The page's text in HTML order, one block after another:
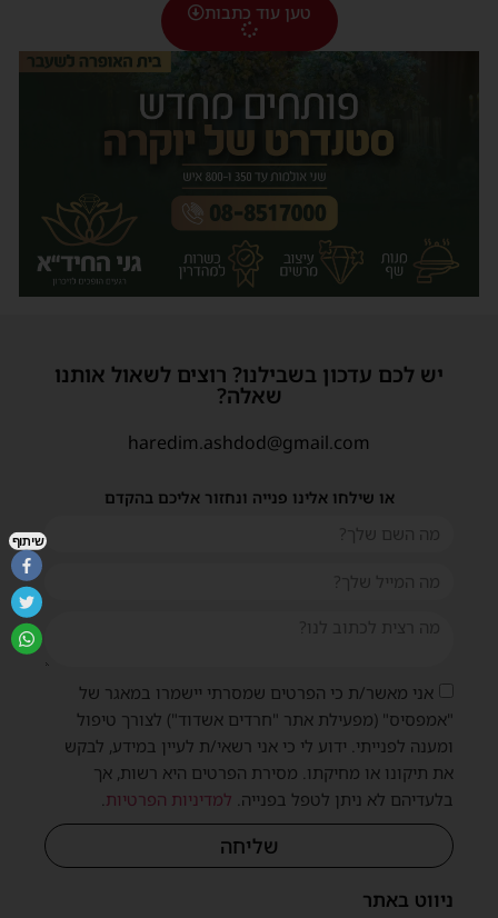
טען עוד כתבות
ניווט באתר
יש לכם עדכון בשבילנו? רוצים לשאול אותנו
שאלה?
haredim.ashdod@gmail.com
או שילחו אלינו פנייה ונחזור אליכם בהקדם
אני מאשר/ת כי הפרטים שמסרתי יישמרו במאגר של
"אמפסיס" (מפעילת אתר "חרדים אשדוד") לצורך טיפול
ומענה לפנייתי. ידוע לי כי אני רשאי/ת לעיין במידע, לבקש
את תיקונו או מחיקתו. מסירת הפרטים היא רשות, אך
בלעדיהם לא ניתן לטפל בפנייה. למדיניות הפרטיות.
שליחה
שיתוף